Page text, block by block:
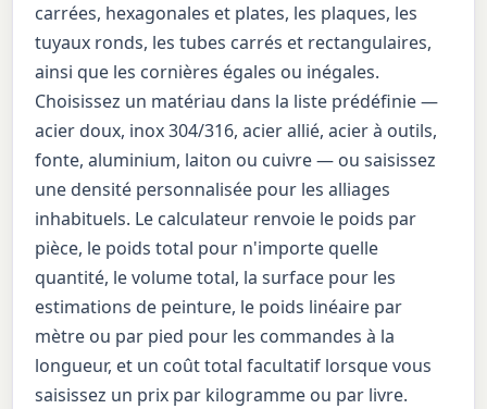
carrées, hexagonales et plates, les plaques, les
tuyaux ronds, les tubes carrés et rectangulaires,
ainsi que les cornières égales ou inégales.
Choisissez un matériau dans la liste prédéfinie —
acier doux, inox 304/316, acier allié, acier à outils,
fonte, aluminium, laiton ou cuivre — ou saisissez
une densité personnalisée pour les alliages
inhabituels. Le calculateur renvoie le poids par
pièce, le poids total pour n'importe quelle
quantité, le volume total, la surface pour les
estimations de peinture, le poids linéaire par
mètre ou par pied pour les commandes à la
longueur, et un coût total facultatif lorsque vous
saisissez un prix par kilogramme ou par livre.